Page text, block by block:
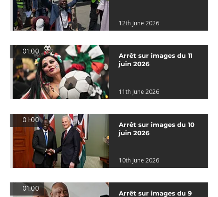
12th June 2026
01:00
Arrêt sur images du 11
juin 2026
11th June 2026
01:00
Arrêt sur images du 10
juin 2026
10th June 2026
01:00
Arrêt sur images du 9